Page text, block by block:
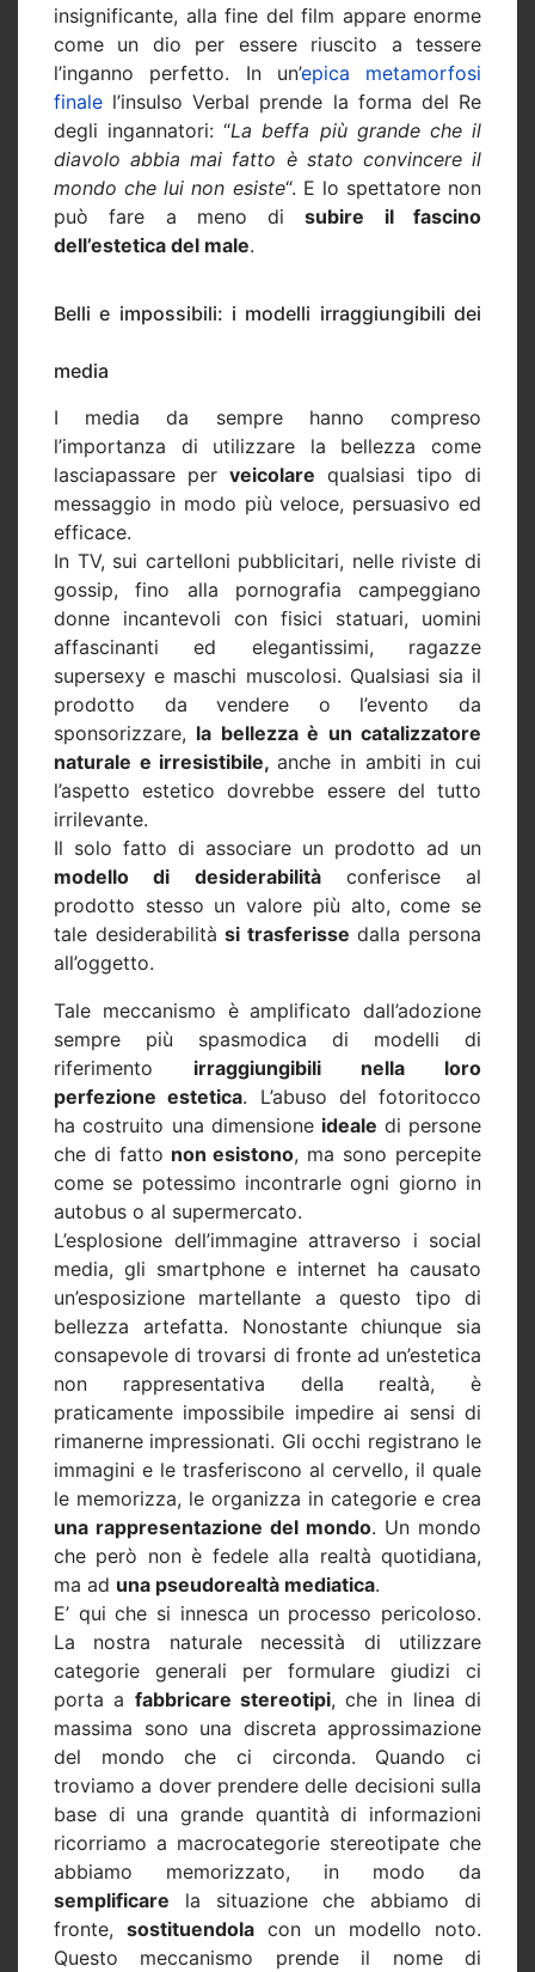
insignificante, alla fine del film appare enorme
come un dio per essere riuscito a tessere
l’inganno perfetto. In un’epica metamorfosi
finale l’insulso Verbal prende la forma del Re
degli ingannatori: “La beffa più grande che il
diavolo abbia mai fatto è stato convincere il
mondo che lui non esiste“. E lo spettatore non
può fare a meno disubire il fascino
dell’estetica del male.
Belli e impossibili: i modelli irraggiungibili dei
media
I media da sempre hanno compreso
l’importanza di utilizzare la bellezza come
lasciapassare per veicolare qualsiasi tipo di
messaggio in modo più veloce, persuasivo ed
efficace.
In TV, sui cartelloni pubblicitari, nelle riviste di
gossip, fino alla pornografia campeggiano
donne incantevoli con fisici statuari, uomini
affascinanti ed elegantissimi, ragazze
supersexy e maschi muscolosi. Qualsiasi sia il
prodotto da vendere o l’evento da
sponsorizzare, la bellezza è un catalizzatore
naturale e irresistibile,anche in ambiti in cui
l’aspetto estetico dovrebbe essere del tutto
irrilevante.
Il solo fatto di associare un prodotto ad un
modello di desiderabilitàconferisce al
prodotto stesso un valore più alto, come se
tale desiderabilitàsi trasferisse dalla persona
all’oggetto.
Tale meccanismo è amplificato dall’adozione
sempre più spasmodica di modelli di
riferimento irraggiungibili nella loro
perfezione estetica. L’abuso del fotoritocco
ha costruito una dimensione ideale di persone
che di fatto non esistono, ma sono percepite
come se potessimo incontrarle ogni giorno in
autobus o al supermercato.
L’esplosione dell’immagine attraverso i social
media, gli smartphone e internet ha causato
un’esposizione martellante a questo tipo di
bellezza artefatta. Nonostante chiunque sia
consapevole di trovarsi di fronte ad un’estetica
non rappresentativa della realtà, è
praticamente impossibile impedire ai sensi di
rimanerne impressionati. Gli occhi registrano le
immagini e le trasferiscono al cervello, il quale
le memorizza, le organizza in categorie e crea
una rappresentazione del mondo. Un mondo
che però non è fedele alla realtà quotidiana,
ma ad una pseudorealtà mediatica.
E’ qui che si innesca un processo pericoloso.
La nostra naturale necessità di utilizzare
categorie generali per formulare giudizi ci
porta a fabbricare stereotipi, che in linea di
massima sono una discreta approssimazione
del mondo che ci circonda. Quando ci
troviamo a dover prendere delle decisioni sulla
base di una grande quantità di informazioni
ricorriamo a macrocategorie stereotipate che
abbiamo memorizzato, in modo da
semplificare la situazione che abbiamo di
fronte, sostituendola con un modello noto.
Questo meccanismo prende il nome di